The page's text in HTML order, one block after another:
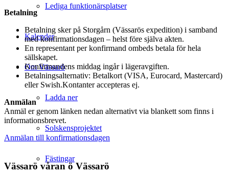
Lediga funktionärsplatser
Kalender
Om Vässarö
Ladda ner
Solskensprojektet
Fästingar
Betalning
Betalning sker på Storgårn (Vässarös expedition) i samband
med konfirmationsdagen – helst före själva akten.
En representant per konfirmand ombeds betala för hela
sällskapet.
Konfirmandens middag ingår i lägeravgiften.
Betalningsalternativ: Betalkort (VISA, Eurocard, Mastercard)
eller Swish.Kontanter accepteras ej.
Anmälan
Anmäl er genom länken nedan alternativt via blankett som finns i
informationsbrevet.
Anmälan till konfirmationsdagen
Vässarö våran ö Vässarö